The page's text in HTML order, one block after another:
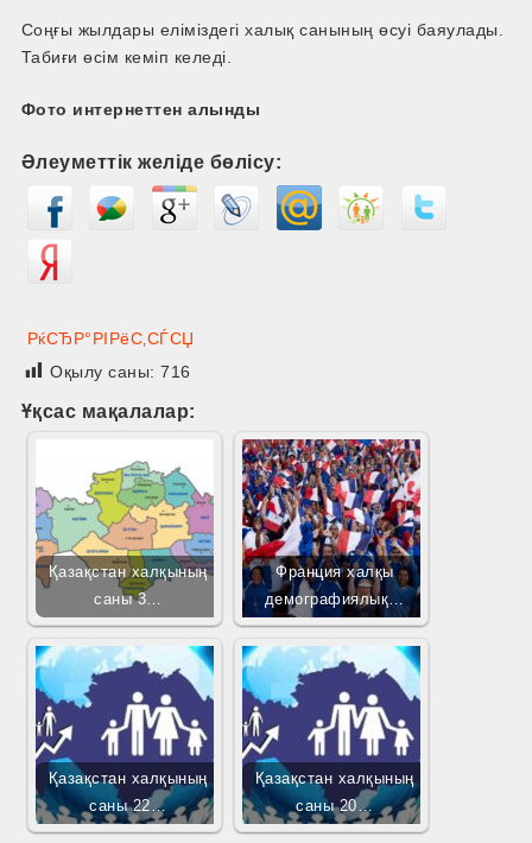
Соңғы жылдары еліміздегі халық санының өсуі баяулады.
Табиғи өсім кеміп келеді.
Фото интернеттен алынды
Әлеуметтік желіде бөлісу:
РќСЂР°РІРёС‚СЃСЏ
Оқылу саны:716
Ұқсас мақалалар:
Қазақстан халқының
саны 3…
Франция халқы
демографиялық…
Қазақстан халқының
саны 22…
Қазақстан халқының
саны 20…